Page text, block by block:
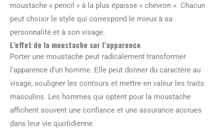
moustache « pencil » à la plus épaisse « chevron ». Chacun
peut choisir le style qui correspond le mieux à sa
personnalité et à son visage.
L’effet de la moustache sur l’apparence
Porter une moustache peut radicalement transformer
l’apparence d’un homme. Elle peut donner du caractère au
visage, souligner les contours et mettre en valeur les traits
masculins. Les hommes qui optent pour la moustache
affichent souvent une confiance et une assurance accrues
dans leur vie quotidienne.